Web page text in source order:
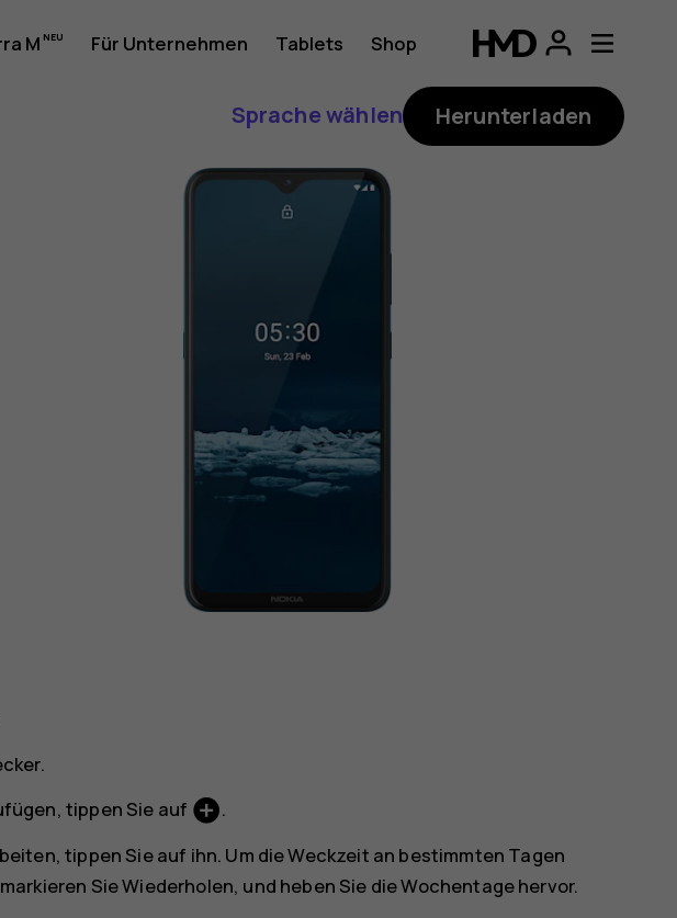
M Für Unternehmen Tablets Shop
Sprache wählen Herunterladen
.
tippen Sie auf add_circle.
tippen Sie auf ihn. Um die Weckzeit an bestimmten Tagen
SieWiederholen, und heben Sie die Wochentage hervor.